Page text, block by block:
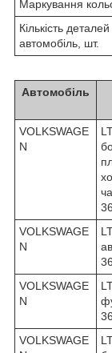
Маркування
Кількість
автомобіль, шт.
Автомобіль
VOLKSWAGE
N
VOLKSWAGE
N
VOLKSWAGE
N
VOLKSWAGE